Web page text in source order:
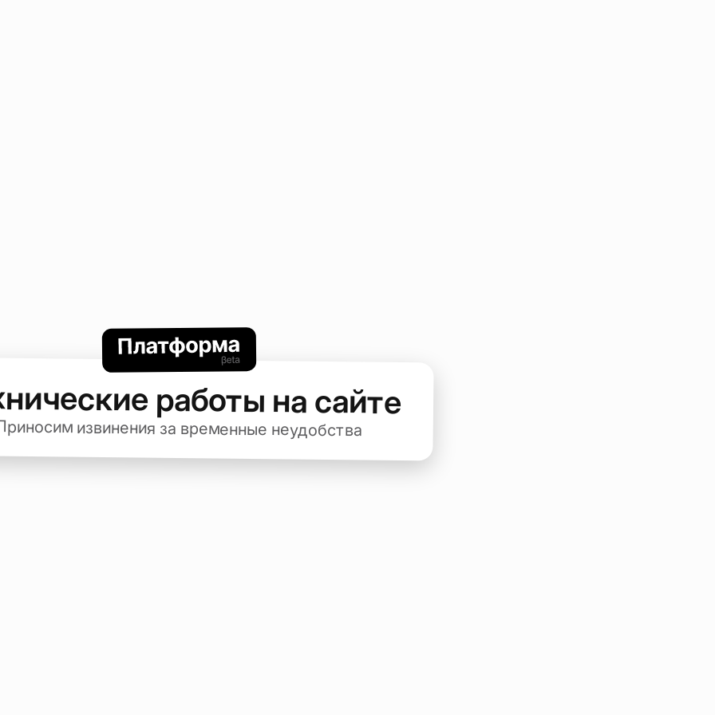
работы на сайте
извинения за временные неудобства